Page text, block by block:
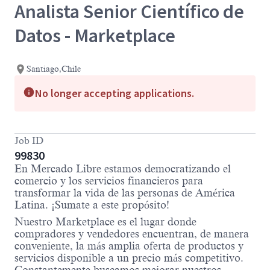
Analista Senior Científico de
Datos - Marketplace
Santiago,Chile
No longer accepting applications.
Job ID
99830
En Mercado Libre estamos democratizando el
comercio y los servicios financieros para
transformar la vida de las personas de América
Latina. ¡Sumate a este propósito!
Nuestro Marketplace es el lugar donde
compradores y vendedores encuentran, de manera
conveniente, la más amplia oferta de productos y
servicios disponible a un precio más competitivo.